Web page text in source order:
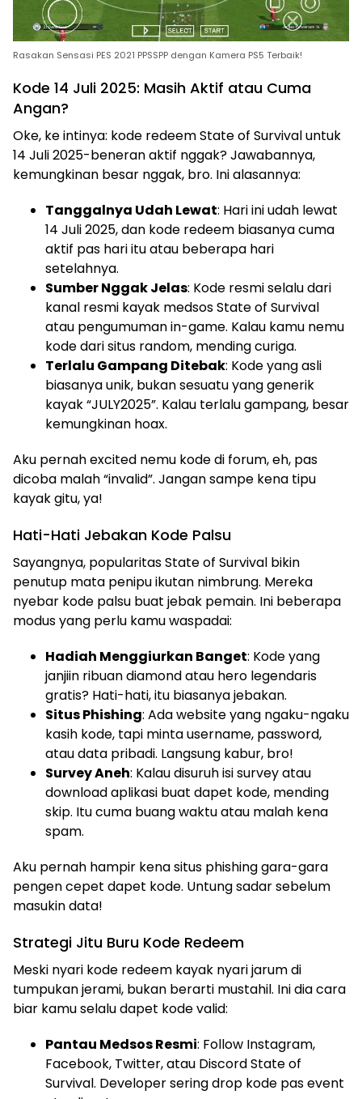
Rasakan Sensasi PES 2021 PPSSPP dengan Kamera PS5 Terbaik!
Kode 14 Juli 2025: Masih Aktif atau Cuma
Angan?
Oke, ke intinya: kode redeem State of Survival untuk
14 Juli 2025-beneran aktif nggak? Jawabannya,
kemungkinan besar nggak, bro. Ini alasannya:
Tanggalnya Udah Lewat: Hari ini udah lewat
14 Juli 2025, dan kode redeem biasanya cuma
aktif pas hari itu atau beberapa hari
setelahnya.
Sumber Nggak Jelas: Kode resmi selalu dari
kanal resmi kayak medsos State of Survival
atau pengumuman in-game. Kalau kamu nemu
kode dari situs random, mending curiga.
Terlalu Gampang Ditebak: Kode yang asli
biasanya unik, bukan sesuatu yang generik
kayak “JULY2025”. Kalau terlalu gampang, besar
kemungkinan hoax.
Aku pernah excited nemu kode di forum, eh, pas
dicoba malah “invalid”. Jangan sampe kena tipu
kayak gitu, ya!
Hati-Hati Jebakan Kode Palsu
Sayangnya, popularitas State of Survival bikin
penutup mata penipu ikutan nimbrung. Mereka
nyebar kode palsu buat jebak pemain. Ini beberapa
modus yang perlu kamu waspadai:
Hadiah Menggiurkan Banget: Kode yang
janjiin ribuan diamond atau hero legendaris
gratis? Hati-hati, itu biasanya jebakan.
Situs Phishing: Ada website yang ngaku-ngaku
kasih kode, tapi minta username, password,
atau data pribadi. Langsung kabur, bro!
Survey Aneh: Kalau disuruh isi survey atau
download aplikasi buat dapet kode, mending
skip. Itu cuma buang waktu atau malah kena
spam.
Aku pernah hampir kena situs phishing gara-gara
pengen cepet dapet kode. Untung sadar sebelum
masukin data!
Strategi Jitu Buru Kode Redeem
Meski nyari kode redeem kayak nyari jarum di
tumpukan jerami, bukan berarti mustahil. Ini dia cara
biar kamu selalu dapet kode valid:
Pantau Medsos Resmi: Follow Instagram,
Facebook, Twitter, atau Discord State of
Survival. Developer sering drop kode pas event